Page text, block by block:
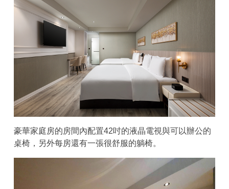
豪華家庭房的房間內配置42吋的液晶電視與可以辦公的
桌椅，另外每房還有一張很舒服的躺椅。